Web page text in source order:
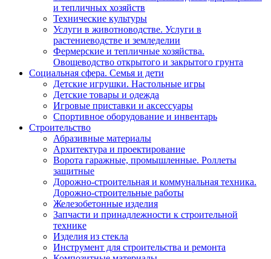
и тепличных хозяйств
Технические культуры
Услуги в животноводстве. Услуги в
растениеводстве и земледелии
Фермерские и тепличные хозяйства.
Овощеводство открытого и закрытого грунта
Социальная сфера. Семья и дети
Детские игрушки. Настольные игры
Детские товары и одежда
Игровые приставки и аксессуары
Спортивное оборудование и инвентарь
Строительство
Абразивные материалы
Архитектура и проектирование
Ворота гаражные, промышленные. Роллеты
защитные
Дорожно-строительная и коммунальная техника.
Дорожно-строительные работы
Железобетонные изделия
Запчасти и принадлежности к строительной
технике
Изделия из стекла
Инструмент для строительства и ремонта